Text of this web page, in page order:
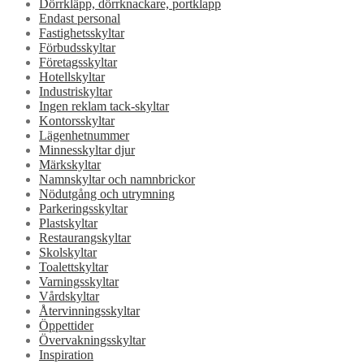
Dörrkläpp, dörrknackare, portklapp
Endast personal
Fastighetsskyltar
Förbudsskyltar
Företagsskyltar
Hotellskyltar
Industriskyltar
Ingen reklam tack-skyltar
Kontorsskyltar
Lägenhetnummer
Minnesskyltar djur
Märkskyltar
Namnskyltar och namnbrickor
Nödutgång och utrymning
Parkeringsskyltar
Plastskyltar
Restaurangskyltar
Skolskyltar
Toalettskyltar
Varningsskyltar
Vårdskyltar
Återvinningsskyltar
Öppettider
Övervakningsskyltar
Inspiration